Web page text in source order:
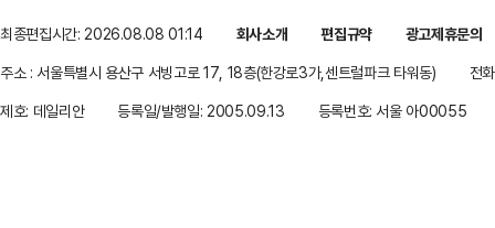
최종편집시간: 2026.08.08 01:14 회사소개 편집규약
광고제휴문의
주소 : 서울특별시 용산구 서빙고로 17, 18층(한강로3가,센트럴파크 타워동)
전
제호: 데일리안
등록일/발행일: 2005.09.13 등록번호: 서울 아00055